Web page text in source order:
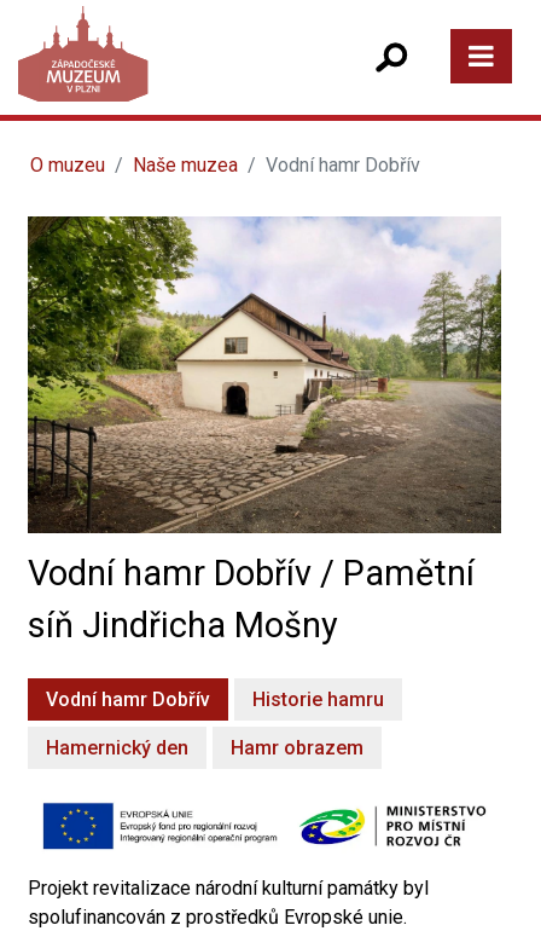
O muzeu Naše muzea Vodní hamr Dobřív
Vodní hamr Dobřív / Pamětní
síň Jindřicha Mošny
Vodní hamr Dobřív Historie hamru
Hamernický den Hamr obrazem
Projekt revitalizace národní kulturní památky byl
spolufinancován z prostředků Evropské unie.